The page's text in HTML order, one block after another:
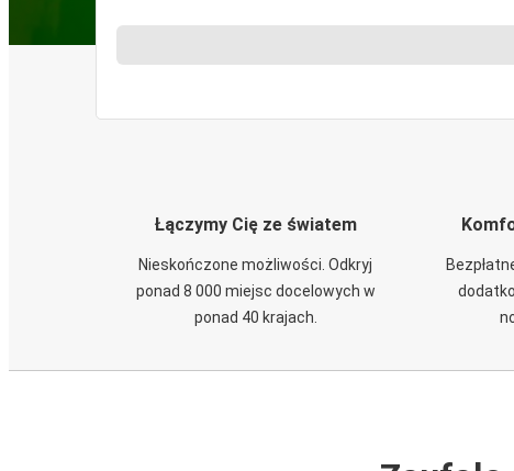
Łączymy Cię ze światem
Nieskończone możliwości. Odkryj
ponad 8 000 miejsc docelowych w
ponad 40 krajach.